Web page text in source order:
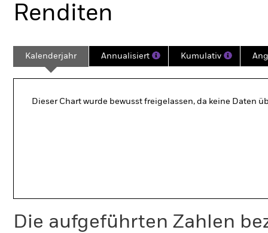
Renditen
Kalenderjahr Annualisiert Kumulativ
Dieser Chart wurde bewusst freigelassen, da keine Daten
Die aufgeführten Zahlen